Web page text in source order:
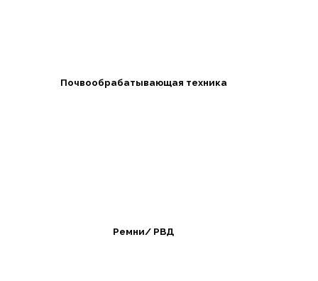
Почвообрабатывающая техника
Ремни/ РВД